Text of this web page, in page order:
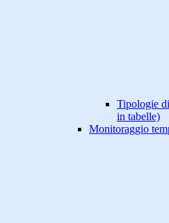
Tipologie
in tabelle)
Monitoraggio